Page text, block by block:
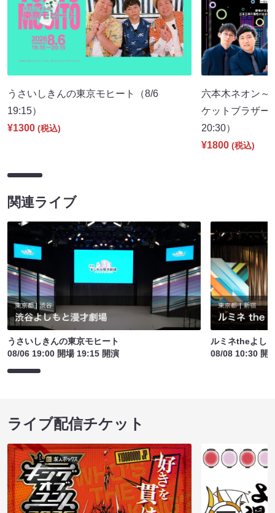
うさいしきんの東京モヒート（8/6
19:15）
¥1300 (税込)
六本木ネオン～
ケットブラザ
20:30）
¥1800 (税込)
関連ライブ
うさいしきんの東京モヒート
08/06 19:00 開場 19:15 開演
ルミネtheよし
08/08 10:30 開
ライブ配信チケット